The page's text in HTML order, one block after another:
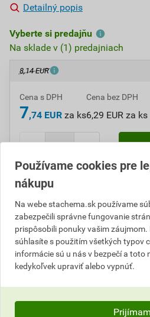
Detailný popis
Vyberte si predajňu
Na sklade v (1) predajniach
8,14 EUR
Cena s DPH
7,74 EUR za ks
Cena bez DPH
6,29 EUR za ks
Do košíku pridáte
Číslo položky: C301018
Katalógový
Výrobca
Stachema
Popis
Používame cookies pre
nákupu
Na webe stachema.sk používame
zabezpečili správne fungovanie
prispôsobili ponuky vašim záujmom.
súhlasíte s použitím všetkých typov
informácie sú u nás v bezpečí a toto
kedykoľvek upraviť alebo vypnúť.
Prijímam